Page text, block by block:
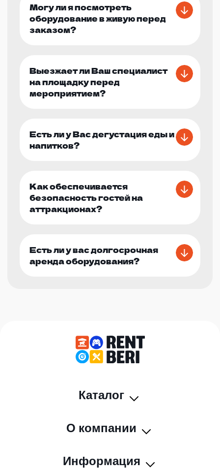
Могу ли я посмотреть
оборудование в живую перед
заказом?
Выезжает ли Ваш специалист
на площадку перед
мероприятием?
Есть ли у Вас дегустация еды и
напитков?
Как обеспечивается
безопасность гостей на
аттракционах?
Есть ли у вас долгосрочная
аренда оборудования?
Каталог
О компании
Информация